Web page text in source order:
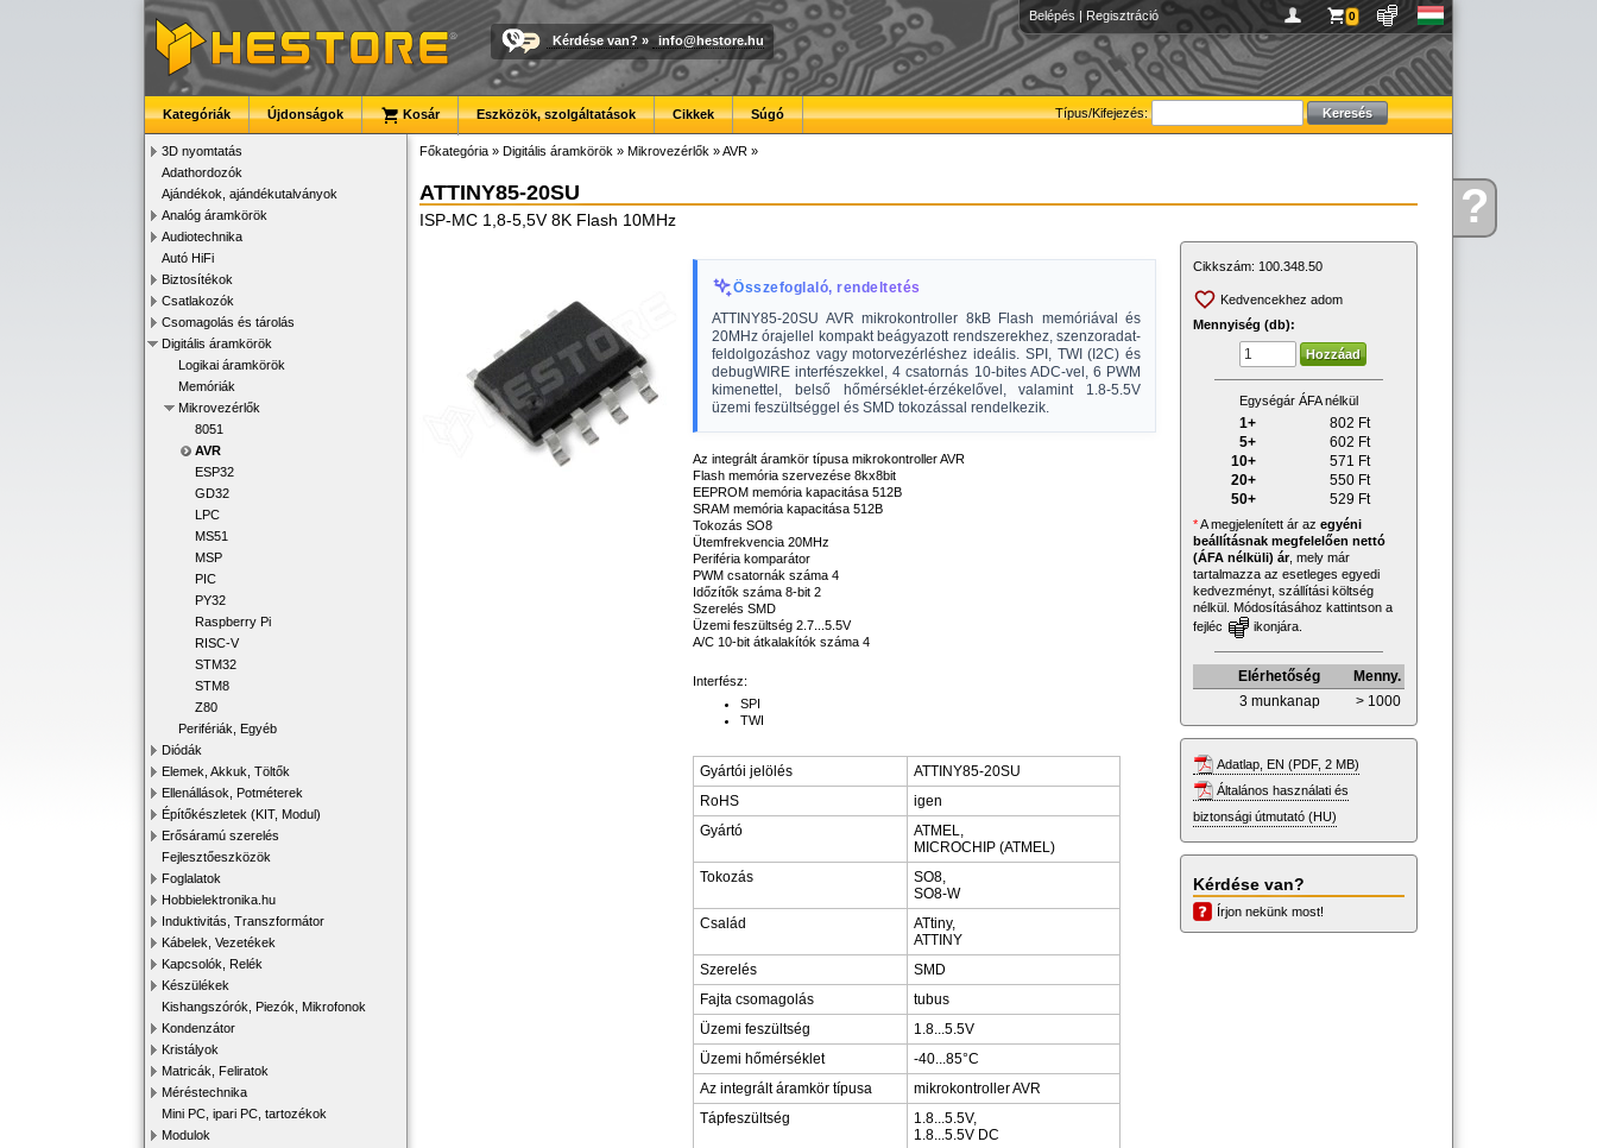
Kérdése?
Belépés | Regisztráció 0
Kérdése van? » info@hestore.hu
Típus/Kifejezés:
Kategóriák Újdonságok Kosár Eszközök, szolgáltatások Cikkek Súgó
3D nyomtatás
Adathordozók
Ajándékok, ajándékutalványok
Analóg áramkörök
Audiotechnika
Autó HiFi
Biztosítékok
Csatlakozók
Csomagolás és tárolás
Digitális áramkörök
Logikai áramkörök
Memóriák
Mikrovezérlők
8051
AVR
ESP32
GD32
LPC
MS51
MSP
PIC
PY32
Raspberry Pi
RISC-V
STM32
STM8
Z80
Perifériák, Egyéb
Diódák
Elemek, Akkuk, Töltők
Ellenállások, Potméterek
Építőkészletek (KIT, Modul)
Erősáramú szerelés
Fejlesztőeszközök
Foglalatok
Hobbielektronika.hu
Induktivitás, Transzformátor
Kábelek, Vezetékek
Kapcsolók, Relék
Készülékek
Kishangszórók, Piezók, Mikrofonok
Kondenzátor
Kristályok
Matricák, Feliratok
Méréstechnika
Mini PC, ipari PC, tartozékok
Modulok
Főkategória » Digitális áramkörök » Mikrovezérlők »AVR »
ATTINY85-20SU
ISP-MC 1,8-5,5V 8K Flash 10MHz
Összefoglaló, rendeltetés
ATTINY85-20SU AVR mikrokontroller 8kB Flash memóriával és
20MHz órajellel kompakt beágyazott rendszerekhez, szenzoradat-
feldolgozáshoz vagy motorvezérléshez ideális. SPI, TWI (I2C) és
debugWIRE interfészekkel, 4 csatornás 10-bites ADC-vel, 6 PWM
kimenettel, belső hőmérséklet-érzékelővel, valamint 1.8-5.5V
üzemi feszültséggel és SMD tokozással rendelkezik.
Az integrált áramkör típusa mikrokontroller AVR
Flash memória szervezése 8kx8bit
EEPROM memória kapacitása 512B
SRAM memória kapacitása 512B
Tokozás SO8
Ütemfrekvencia 20MHz
Periféria komparátor
PWM csatornák száma 4
Időzítők száma 8-bit 2
Szerelés SMD
Üzemi feszültség 2.7...5.5V
A/C 10-bit átkalakítók száma 4
Interfész:
SPI
TWI
Gyártói jelölés
ATTINY85-20SU
RoHS
igen
Gyártó
ATMEL,
MICROCHIP (ATMEL)
Tokozás
SO8,
SO8-W
Család
ATtiny,
ATTINY
Szerelés
SMD
Fajta csomagolás
tubus
Üzemi feszültség
1.8...5.5V
Üzemi hőmérséklet
-40...85°C
Az integrált áramkör típusa
mikrokontroller AVR
Tápfeszültség
1.8...5.5V,
1.8...5.5V DC
Cikkszám: 100.348.50
Kedvencekhez adom
Mennyiség (db):
Egységár ÁFA nélkül
1+ 802 Ft
5+
602 Ft
10+
571 Ft
20+
550 Ft
50+
529 Ft
*A megjelenített ár az egyéni
beállításnak megfelelően nettó
(ÁFA nélküli) ár, mely már
tartalmazza az esetleges egyedi
kedvezményt, szállítási költség
nélkül. Módosításához kattintson a
fejléc
ikonjára.
Elérhetőség
Menny.
3 munkanap
> 1000
Adatlap, EN (PDF, 2 MB)
Általános használati és
biztonsági útmutató (HU)
Kérdése van?
Írjon nekünk most!